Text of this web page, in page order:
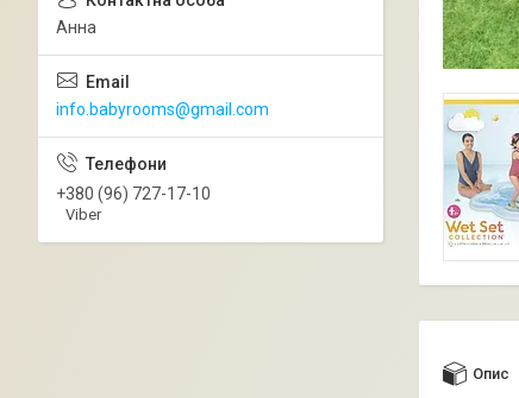
Опис
Анна
info.babyrooms@gmail.com
+380 (96) 727-17-10
Viber